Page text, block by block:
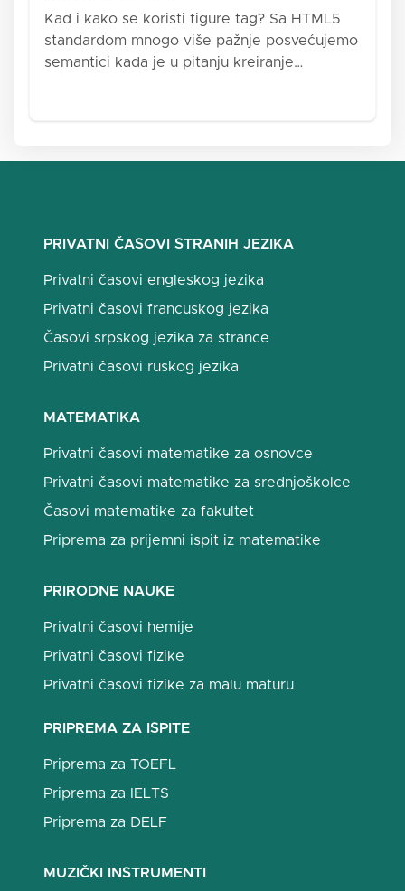
Kad i kako se koristi figure tag? Sa HTML5
standardom mnogo više pažnje posvećujemo
semantici kada je u pitanju kreiranje…
PRIVATNI ČASOVI STRANIH JEZIKA
Privatni časovi engleskog jezika
Privatni časovi francuskog jezika
Časovi srpskog jezika za strance
Privatni časovi ruskog jezika
MATEMATIKA
Privatni časovi matematike za osnovce
Privatni časovi matematike za srednjoškolce
Časovi matematike za fakultet
Priprema za prijemni ispit iz matematike
PRIRODNE NAUKE
Privatni časovi hemije
Privatni časovi fizike
Privatni časovi fizike za malu maturu
PRIPREMA ZA ISPITE
Priprema za TOEFL
Priprema za IELTS
Priprema za DELF
MUZIČKI INSTRUMENTI